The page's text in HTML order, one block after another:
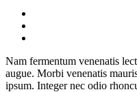
Nam fermentum venenatis
augue. Morbi venenatis
ipsum. Integer nec odio